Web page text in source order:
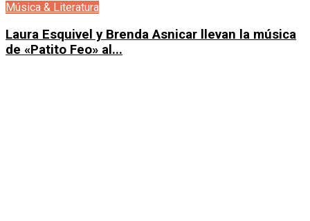
Música & Literatura
Laura Esquivel y Brenda Asnicar llevan la música
de «Patito Feo» al...